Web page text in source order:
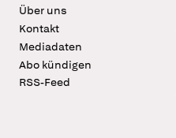
Über uns
Kontakt
Mediadaten
Abo kündigen
RSS-Feed